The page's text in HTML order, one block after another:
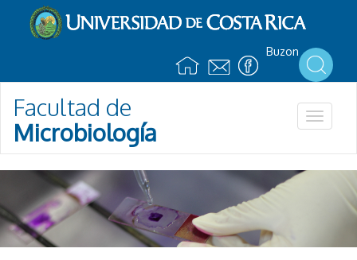
Pasar al contenido principal
Buzon
Facultad de
Microbiología
Toggle